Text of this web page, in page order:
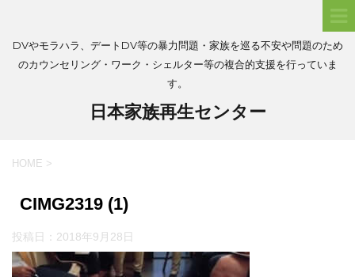
DVやモラハラ、デートDV等の暴力問題・家族を巡る不安や問題のため
のカウンセリング・ワーク・シェルター等の複合的支援を行っていま
す。
日本家族再生センター
HOME >
CIMG2319 (1)
投稿日： 2018年9月28日